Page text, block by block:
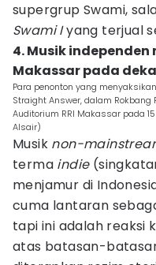
supergrup Swami,
Swami Iyang terjual
4. Musik
Makassar pada
Para penonton yang
Straight Answer, dalam
Auditorium RRI Makassar pada
Alsair)
Musik non-
terma indie
menjamur di
cuma lantaran
tapi ini adalah reaksi
atas batasan-